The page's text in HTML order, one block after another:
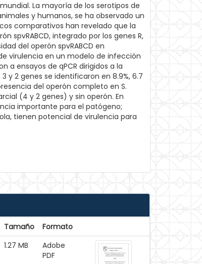
La mayoría de los serotipos de
y humanos, se ha observado un
comparativos han revelado que la
spvRABCD, integrado por los genes R,
del operón spvRABCD en
virulencia en un modelo de infección
a ensayos de qPCR dirigidos a la
y 2 genes se identificaron en 8.9%, 6.7
del operón completo en S.
(4 y 2 genes) y sin operón. En
importante para el patógeno;
tienen potencial de virulencia para
Tamaño
Formato
1.27 MB
Adobe
PDF